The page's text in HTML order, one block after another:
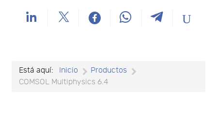
Está aquí: Inicio
Productos
COMSOL Multiphysics 6.4